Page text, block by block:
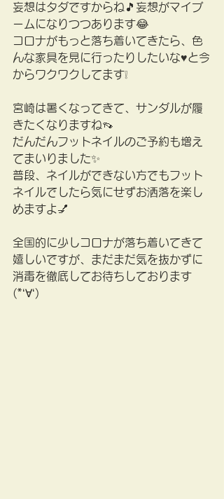
妄想はタダですからね🎵妄想がマイブ
ームになりつつあります😂
コロナがもっと落ち着いてきたら、色
んな家具を見に行ったりしたいな♥と今
からワクワクしてます❕
宮崎は暑くなってきて、サンダルが履
きたくなりますね👡
だんだんフットネイルのご予約も増え
てまいりました✨
普段、ネイルができない方でもフット
ネイルでしたら気にせずお洒落を楽し
めますよ💅
全国的に少しコロナが落ち着いてきて
嬉しいですが、まだまだ気を抜かずに
消毒を徹底してお待ちしております
(*‘∀‘)